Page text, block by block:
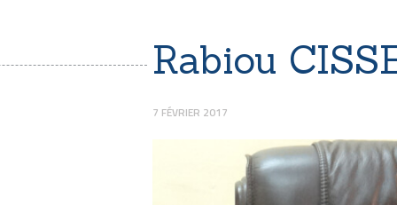
Rabiou
7 FÉVRIER 2017